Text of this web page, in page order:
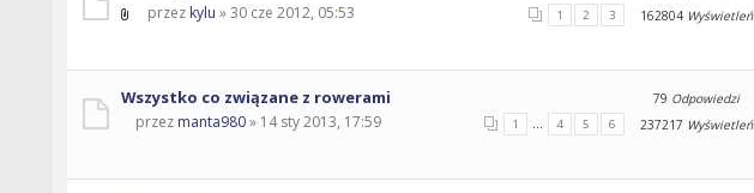
1 2 3
przez kylu » 30 cze 2012, 05:53
162804 Wyświetleń
Wszystko co związane z rowerami
1 4 5 6
przez manta980» 14 sty 2013, 17:59
79 Odpowiedzi
237217 Wyświetleń